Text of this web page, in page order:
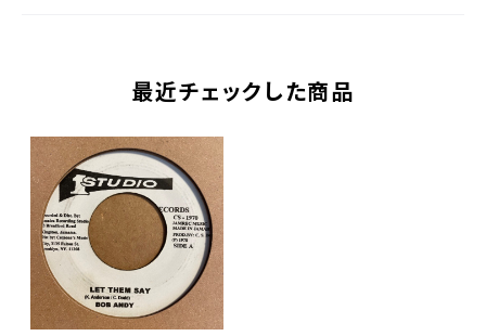
最近チェックした商品